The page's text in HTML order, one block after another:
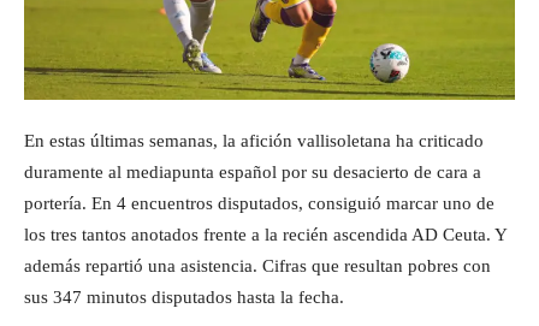
En estas últimas semanas, la afición vallisoletana ha criticado
duramente al mediapunta español por su desacierto de cara a
portería. En 4 encuentros disputados, consiguió marcar uno de
los tres tantos anotados frente a la recién ascendida AD Ceuta. Y
además repartió una asistencia. Cifras que resultan pobres con
sus 347 minutos disputados hasta la fecha.